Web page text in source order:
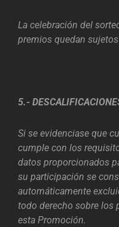
La celebración del
premios quedan
5.-
Si se evidenciase que
cumple con los
datos proporcionados
su participación se
automáticamente
todo derecho sobre los
esta Promoción.